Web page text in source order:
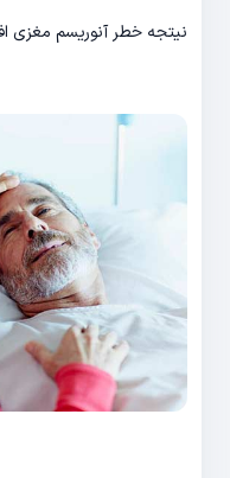
نیتجه خطر آنوریسم مغزی